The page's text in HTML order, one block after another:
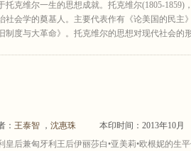
托克维尔一生的思想成就。托克维尔(1805-1859)
会学的奠基人。主要代表作有《论美国的民主》
制度与大革命》。托克维尔的思想对现代社会的
： 王泰智 ， 沈惠珠
本印时间：2013年10月
皇后兼匈牙利王后伊丽莎白•亚美莉•欧根妮的生